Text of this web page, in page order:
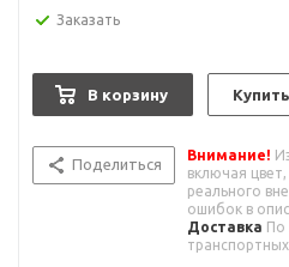
Заказать
В корзину
Поделиться
Внимание!
включая
реального
ошибок в
Доставка По